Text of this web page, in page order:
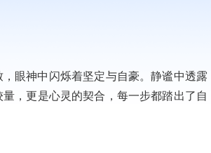
眼神中闪烁着坚定与自豪。静谧中透露
，更是心灵的契合，每一步都踏出了自